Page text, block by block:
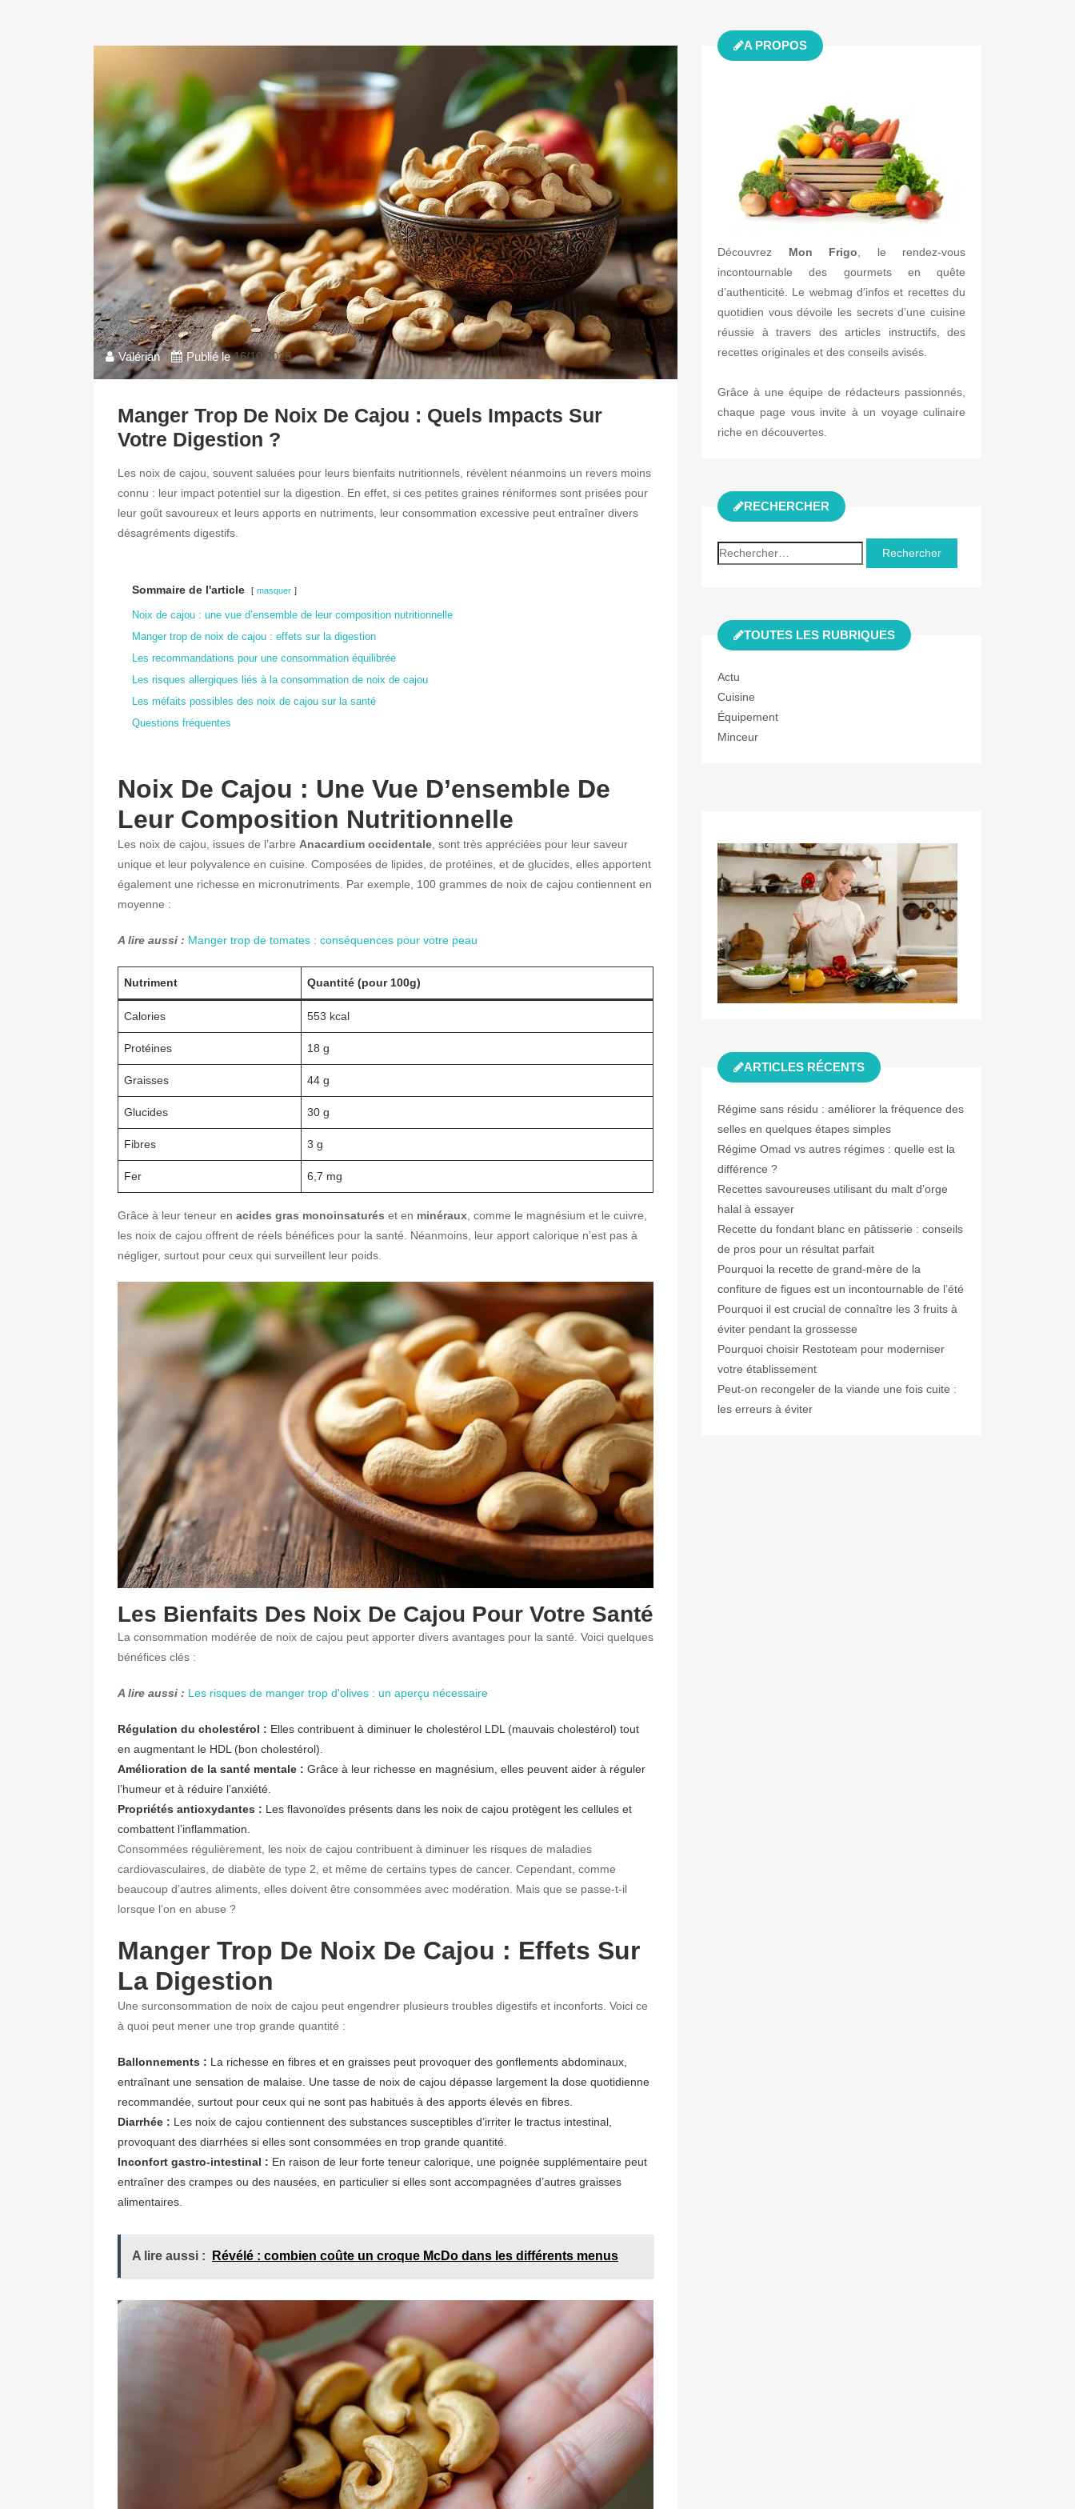
Valérian Publié le16/10/2025
Manger Trop De Noix De Cajou : Quels Impacts Sur
Votre Digestion ?
Les noix de cajou, souvent saluées pour leurs bienfaits nutritionnels, révèlent néanmoins un revers moins
connu : leur impact potentiel sur la digestion. En effet, si ces petites graines réniformes sont prisées pour
leur goût savoureux et leurs apports en nutriments, leur consommation excessive peut entraîner divers
désagréments digestifs.
Sommaire de l'article masquer
Noix de cajou : une vue d’ensemble de leur composition nutritionnelle
Manger trop de noix de cajou : effets sur la digestion
Les recommandations pour une consommation équilibrée
Les risques allergiques liés à la consommation de noix de cajou
Les méfaits possibles des noix de cajou sur la santé
Questions fréquentes
Noix De Cajou : Une Vue D’ensemble De
Leur Composition Nutritionnelle
Les noix de cajou, issues de l’arbre Anacardium occidentale , sont très appréciées pour leur saveur
unique et leur polyvalence en cuisine. Composées de lipides, de protéines, et de glucides, elles apportent
également une richesse en micronutriments. Par exemple, 100 grammes de noix de cajou contiennent en
moyenne :
A lire aussi : Manger trop de tomates : conséquences pour votre peau
Nutriment Quantité (pour 100g)
Calories 553 kcal
Protéines 18 g
Graisses 44 g
Glucides 30 g
Fibres 3 g
Fer 6,7 mg
Grâce à leur teneur en acides gras monoinsaturés et en minéraux , comme le magnésium et le cuivre,
les noix de cajou offrent de réels bénéfices pour la santé. Néanmoins, leur apport calorique n’est pas à
négliger, surtout pour ceux qui surveillent leur poids.
Les Bienfaits Des Noix De Cajou Pour Votre Santé
La consommation modérée de noix de cajou peut apporter divers avantages pour la santé. Voici quelques
bénéfices clés :
A lire aussi : Les risques de manger trop d'olives : un aperçu nécessaire
Régulation du cholestérol : Elles contribuent à diminuer le cholestérol LDL (mauvais cholestérol) tout
en augmentant le HDL (bon cholestérol).
Amélioration de la santé mentale : Grâce à leur richesse en magnésium, elles peuvent aider à réguler
l’humeur et à réduire l’anxiété.
Propriétés antioxydantes : Les flavonoïdes présents dans les noix de cajou protègent les cellules et
combattent l’inflammation.
Consommées régulièrement, les noix de cajou contribuent à diminuer les risques de maladies
cardiovasculaires, de diabète de type 2, et même de certains types de cancer. Cependant, comme
beaucoup d’autres aliments, elles doivent être consommées avec modération. Mais que se passe-t-il
lorsque l’on en abuse ?
Manger Trop De Noix De Cajou : Effets Sur
La Digestion
Une surconsommation de noix de cajou peut engendrer plusieurs troubles digestifs et inconforts. Voici ce
à quoi peut mener une trop grande quantité :
Ballonnements : La richesse en fibres et en graisses peut provoquer des gonflements abdominaux,
entraînant une sensation de malaise. Une tasse de noix de cajou dépasse largement la dose quotidienne
recommandée, surtout pour ceux qui ne sont pas habitués à des apports élevés en fibres.
Diarrhée : Les noix de cajou contiennent des substances susceptibles d’irriter le tractus intestinal,
provoquant des diarrhées si elles sont consommées en trop grande quantité.
Inconfort gastro-intestinal : En raison de leur forte teneur calorique, une poignée supplémentaire peut
entraîner des crampes ou des nausées, en particulier si elles sont accompagnées d’autres graisses
alimentaires.
A lire aussi : Révélé : combien coûte un croque McDo dans les différents menus
A PROPOS
Découvrez Mon Frigo , le rendez-vous
incontournable des gourmets en quête
d’authenticité. Le webmag d’infos et recettes du
quotidien vous dévoile les secrets d’une cuisine
réussie à travers des articles instructifs, des
recettes originales et des conseils avisés.
Grâce à une équipe de rédacteurs passionnés,
chaque page vous invite à un voyage culinaire
riche en découvertes.
RECHERCHER
Rechercher :
TOUTES LES RUBRIQUES
Actu
Cuisine
Équipement
Minceur
ARTICLES RÉCENTS
Régime sans résidu : améliorer la fréquence des
selles en quelques étapes simples
Régime Omad vs autres régimes : quelle est la
différence ?
Recettes savoureuses utilisant du malt d’orge
halal à essayer
Recette du fondant blanc en pâtisserie : conseils
de pros pour un résultat parfait
Pourquoi la recette de grand-mère de la
confiture de figues est un incontournable de l’été
Pourquoi il est crucial de connaître les 3 fruits à
éviter pendant la grossesse
Pourquoi choisir Restoteam pour moderniser
votre établissement
Peut-on recongeler de la viande une fois cuite :
les erreurs à éviter